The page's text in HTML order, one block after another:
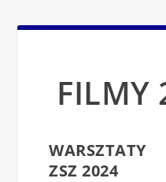
FILMY
WARSZTATY
ZSZ 2024